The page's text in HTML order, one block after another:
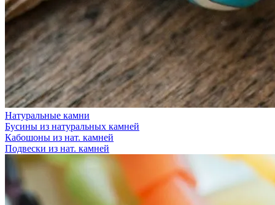
Натуральные камни
Бусины из натуральных камней
Кабошоны из нат. камней
Подвески из нат. камней